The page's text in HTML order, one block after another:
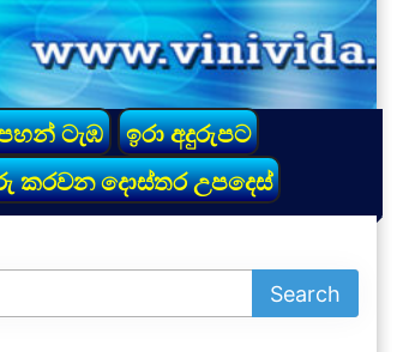
ටැඹ
ඉරා අදුරුපට
කරවන දොස්තර උපදෙස්